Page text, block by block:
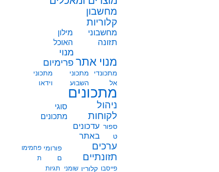
מחשבון
קלוריות
מחשבוני
תזונה
מילון
האוכל
מנוי אתר
מנוי
פרימיום
מתכונדי
אל
מתכוני
השבוע
מתכוני
וידאו
מתכונים
ניהול
לקוחות
סוגי
מתכונים
ספור
ט
עדכונים
באתר
ערכים
תזונתיים
פורומי
ם
פחמימו
ת
פייסבו קלוריו שומני
תגיות